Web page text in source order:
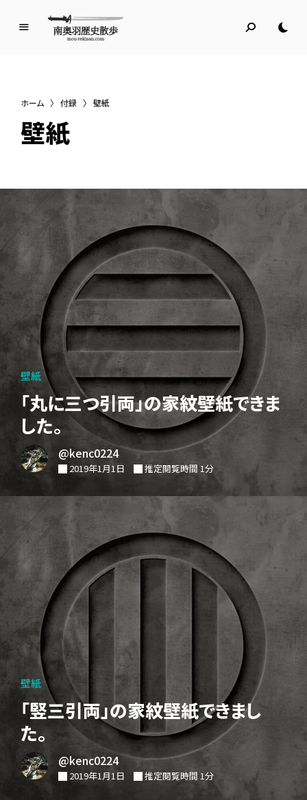
歴
史
散
歩
ホーム 〉 付録 〉 壁紙
壁紙
壁紙
「丸に三つ引両」の家紋壁紙できま
した。
@kenc0224
2019年1月1日 推定閲覧時間 1分
壁紙
「竪三引両」の家紋壁紙できまし
た。
@kenc0224
2019年1月1日 推定閲覧時間 1分